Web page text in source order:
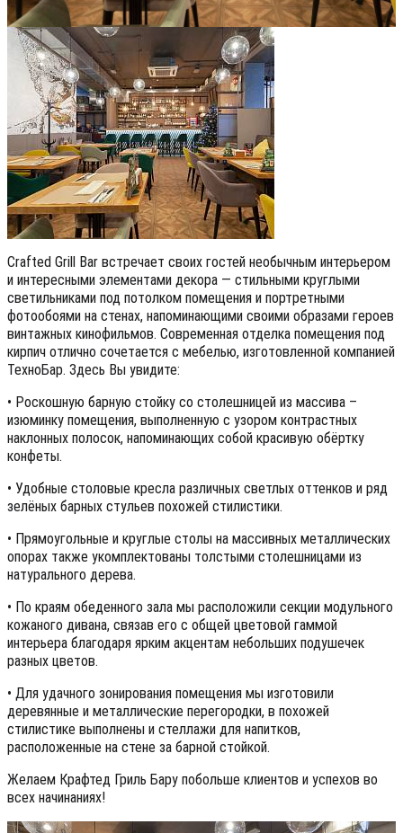
Crafted Grill Bar встречает своих гостей необычным интерьером
и интересными элементами декора — стильными круглыми
светильниками под потолком помещения и портретными
фотообоями на стенах, напоминающими своими образами героев
винтажных кинофильмов. Современная отделка помещения под
кирпич отлично сочетается с мебелью, изготовленной компанией
ТехноБар. Здесь Вы увидите:
• Роскошную барную стойку со столешницей из массива –
изюминку помещения, выполненную с узором контрастных
наклонных полосок, напоминающих собой красивую обёртку
конфеты.
• Удобные столовые кресла различных светлых оттенков и ряд
зелёных барных стульев похожей стилистики.
• Прямоугольные и круглые столы на массивных металлических
опорах также укомплектованы толстыми столешницами из
натурального дерева.
• По краям обеденного зала мы расположили секции модульного
кожаного дивана, связав его с общей цветовой гаммой
интерьера благодаря ярким акцентам небольших подушечек
разных цветов.
• Для удачного зонирования помещения мы изготовили
деревянные и металлические перегородки, в похожей
стилистике выполнены и стеллажи для напитков,
расположенные на стене за барной стойкой.
Желаем Крафтед Гриль Бару побольше клиентов и успехов во
всех начинаниях!